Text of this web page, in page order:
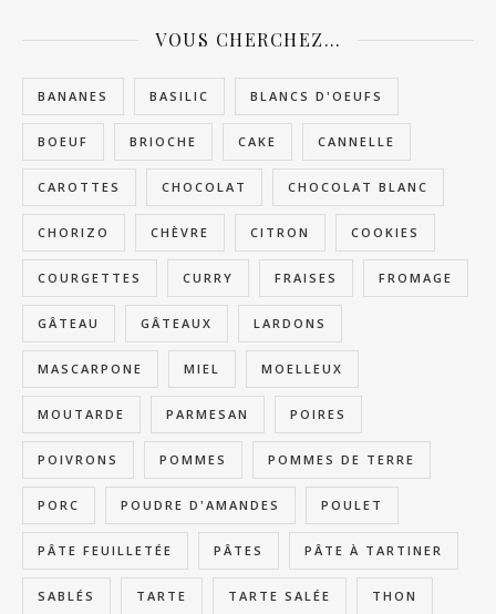
VOUS CHERCHEZ…
BANANES BASILIC BLANCS D'OEUFS
BOEUF BRIOCHE CAKE CANNELLE
CAROTTES CHOCOLAT CHOCOLAT BLANC
CHORIZO CHÈVRE CITRON COOKIES
COURGETTES CURRY FRAISES FROMAGE
GÂTEAU GÂTEAUX LARDONS
MASCARPONE MIEL MOELLEUX
MOUTARDE PARMESAN POIRES
POIVRONS POMMES POMMES DE TERRE
PORC POUDRE D'AMANDES POULET
PÂTE FEUILLETÉE PÂTES PÂTE À TARTINER
SABLÉS TARTE TARTE SALÉE THON